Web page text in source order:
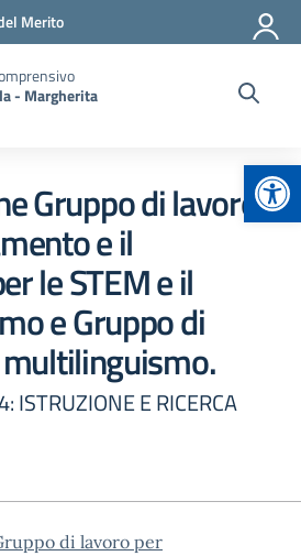
Merito
- Margherita
Gruppo di lavoro
e il
le STEM e il
e Gruppo di
ISTRUZIONE E RICERCA
di lavoro per